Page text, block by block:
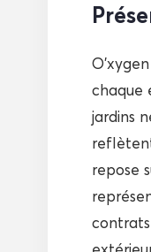
chaque
jardins
repose